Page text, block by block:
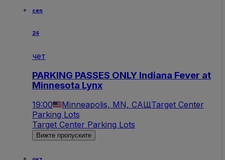
сеп
24
чет
PARKING PASSES ONLY Indiana Fever at
Minnesota Lynx
19:00 Minneapolis, MN, САЩTarget Center
Parking Lots
Target Center Parking Lots
Вижте пропуските